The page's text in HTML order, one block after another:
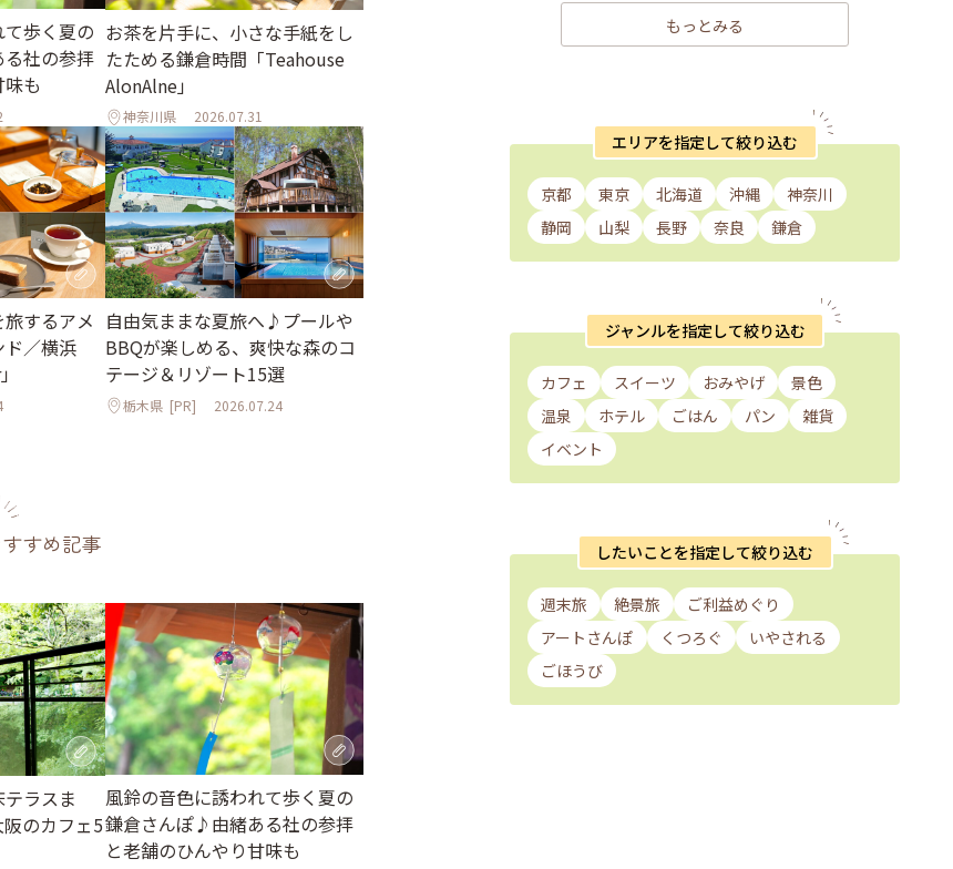
歩く夏の
社の参拝
も
お茶を片手に、小さな手紙をし
たためる鎌倉時間「Teahouse
AlonAlne」
神奈川県 2026.07.31
するアメ
ド／横浜
自由気ままな夏旅へ♪プールや
BBQが楽しめる、爽快な森のコ
テージ＆リゾート15選
栃木県[PR] 2026.07.24
すめ記事
ラスま
のカフェ5
風鈴の音色に誘われて歩く夏の
鎌倉さんぽ♪由緒ある社の参拝
と老舗のひんやり甘味も
もっとみる
エリアを指定して絞り込む
京都 東京 北海道 沖縄
神奈川
静岡
山梨 長野 奈良 鎌倉
ジャンルを指定して絞り込む
カフェ スイーツ おみやげ
景色
温泉
ホテル ごはん パン
雑貨
イベント
したいことを指定して絞り込む
週末旅 絶景旅
ご利益めぐり
アートさんぽ
くつろぐ
いやされる
ごほうび